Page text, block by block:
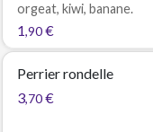
orgeat, kiwi, banane.
1,90 €
Perrier rondelle
3,70 €